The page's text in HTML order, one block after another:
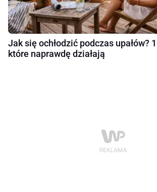
Jak się ochłodzić podczas upałów?
które naprawdę działają